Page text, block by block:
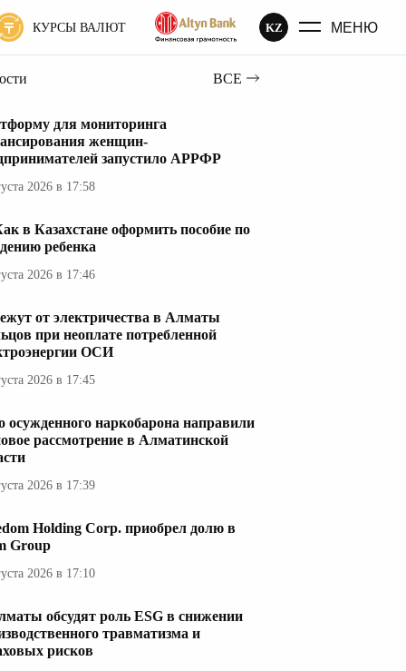
КУРСЫ ВАЛЮТ KZ МЕНЮ
ВСЕ
для мониторинга
женщин-
запустило АРРФР
2026 в 17:58
в Казахстане оформить пособие по
ребенка
2026 в 17:46
от электричества в Алматы
при неоплате потребленной
ОСИ
2026 в 17:45
осужденного наркобарона направили
рассмотрение в Алматинской
2026 в 17:39
Holding Corp. приобрел долю в
Group
2026 в 17:10
обсудят роль ESG в снижении
травматизма и
рисков